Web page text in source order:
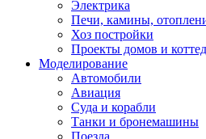
Электрика
Печи, камины,
Хоз постройки
Проекты домов и
Моделирование
Автомобили
Авиация
Суда и корабли
Танки и бронемашины
Поезда